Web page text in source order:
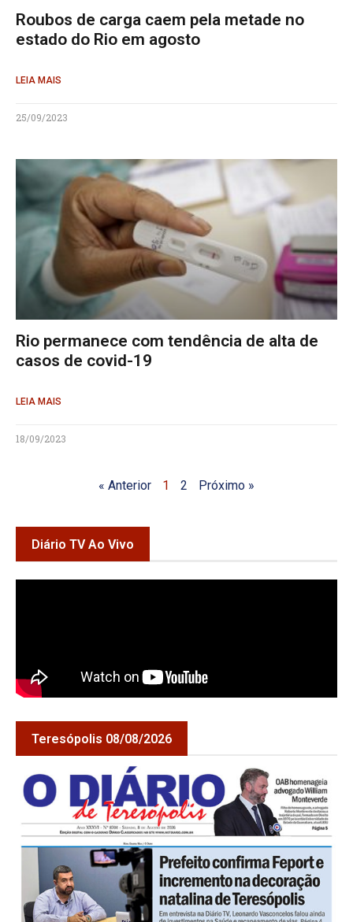
Roubos de carga caem pela metade no
estado do Rio em agosto
LEIA MAIS
25/09/2023
Rio permanece com tendência de alta de
casos de covid-19
LEIA MAIS
18/09/2023
« Anterior 1 2 Próximo »
Diário TV Ao Vivo
Teresópolis 08/08/2026